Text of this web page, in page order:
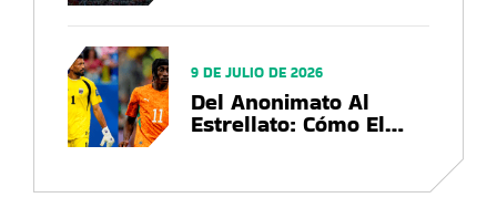
Que Deja La Copa Del
Del Anonimato Al
Estrellato: Cómo El
En Marcas Globales
9 DE JULIO DE 2026